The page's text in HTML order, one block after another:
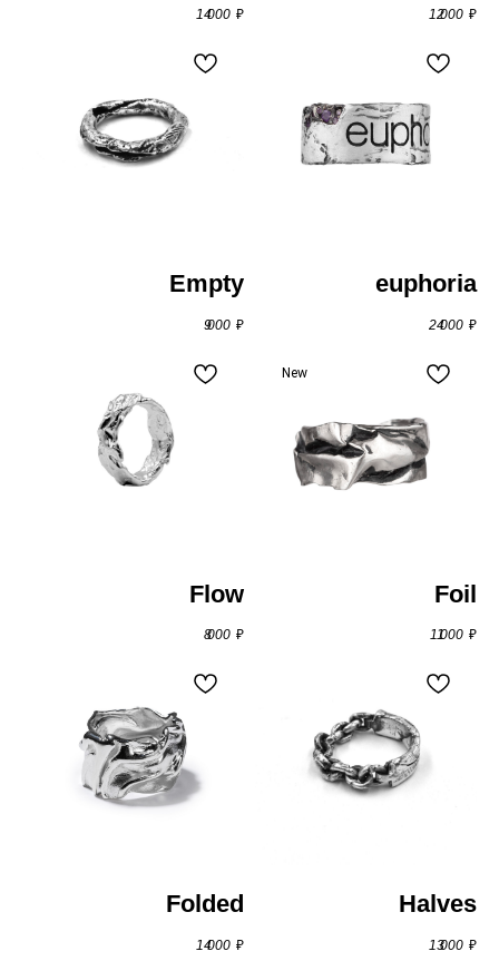
14 000 ₽ 12 000 ₽
Empty
9 000 ₽
euphoria
24 000 ₽
Flow
8 000 ₽
New
Foil
11 000 ₽
Folded
14 000 ₽
Halves
13 000 ₽